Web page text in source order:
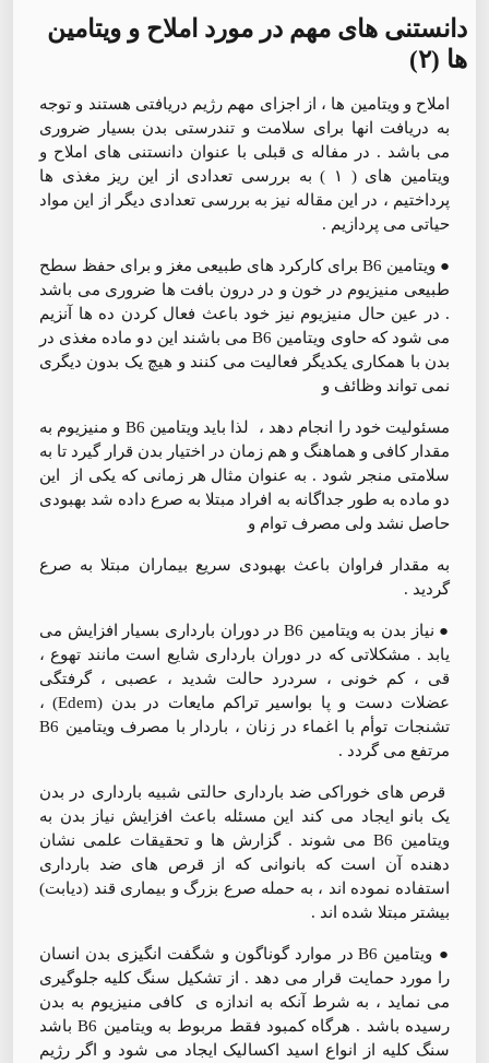
دانستنی های مهم در مورد املاح و ویتامین
ها (۲)
املاح و ویتامین ها ، از اجزای مهم رژیم دریافتی هستند و توجه
به دریافت انها برای سلامت و تندرستی بدن بسیار ضروری
می باشد . در مفاله ی قبلی با عنوان دانستنی های املاح و
ویتامین های ( ۱ ) به بررسی تعدادی از این ریز مغذی ها
پرداختیم ، در این مقاله نیز به بررسی تعدادی دیگر از این مواد
حیاتی می پردازیم .
● ویتامین B6 برای کارکرد های طبیعی مغز و برای حفظ سطح
طبیعی منیزیوم در خون و در درون بافت ها ضروری می باشد
. در عین حال منیزیوم نیز خود باعث فعال کردن ده ها آنزیم
می شود که حاوی ویتامین B6 می باشند این دو ماده مغذی در
بدن با همکاری یکدیگر فعالیت می کنند و هیچ یک بدون دیگری
نمی تواند وظائف و
مسئولیت خود را انجام دهد ، لذا باید ویتامین B6 و منیزیوم به
مقدار کافی و هماهنگ و هم زمان در اختیار بدن قرار گیرد تا به
سلامتی منجر شود . به عنوان مثال هر زمانی که یکی از این
دو ماده به طور جداگانه به افراد مبتلا به صرع داده شد بهبودی
حاصل نشد ولی مصرف توام و
به مقدار فراوان باعث بهبودی سریع بیماران مبتلا به صرع
گردید .
● نیاز بدن به ویتامین B6 در دوران بارداری بسیار افزایش می
یابد . مشکلاتی که در دوران بارداری شایع است مانند تهوع ،
قی ، کم خونی ، سردرد حالت شدید ، عصبی ، گرفتگی
عضلات دست و پا بواسیر تراکم مایعات در بدن (Edem) ،
تشنجات توأم با اغماء در زنان ، باردار با مصرف ویتامین B6
مرتفع می گردد .
قرص های خوراکی ضد بارداری حالتی شبیه بارداری در بدن
یک بانو ایجاد می کند این مسئله باعث افزایش نیاز بدن به
ویتامین B6 می شوند . گزارش ها و تحقیقات علمی نشان
دهنده آن است که بانوانی که از قرص های ضد بارداری
استفاده نموده اند ، به حمله صرع بزرگ و بیماری قند (دیابت)
بیشتر مبتلا شده اند .
● ویتامین B6 در موارد گوناگون و شگفت انگیزی بدن انسان
را مورد حمایت قرار می دهد . از تشکیل سنگ کلیه جلوگیری
می نماید ، به شرط آنکه به اندازه ی کافی منیزیوم به بدن
رسیده باشد . هرگاه کمبود فقط مربوط به ویتامین B6 باشد
سنگ کلیه از انواع اسید اکسالیک ایجاد می شود و اگر رژیم